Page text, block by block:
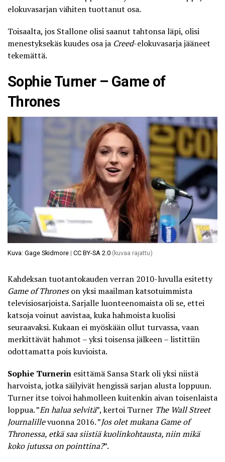
elokuvasarjan vähiten tuottanut osa.
Toisaalta, jos Stallone olisi saanut tahtonsa läpi, olisi
menestyksekäs kuudes osa ja Creed-elokuvasarja jääneet
tekemättä.
Sophie Turner – Game of
Thrones
Kuva: Gage Skidmore | CC BY-SA 2.0 (kuvaa rajattu)
Kahdeksan tuotantokauden verran 2010-luvulla esitetty
Game of Throneson yksi maailman katsotuimmista
televisiosarjoista. Sarjalle luonteenomaista oli se, ettei
katsoja voinut aavistaa, kuka hahmoista kuolisi
seuraavaksi. Kukaan ei myöskään ollut turvassa, vaan
merkittävät hahmot – yksi toisensa jälkeen – listittiin
odottamatta pois kuvioista.
Sophie Turnerin esittämä Sansa Stark oli yksi niistä
harvoista, jotka säilyivät hengissä sarjan alusta loppuun.
Turner itse toivoi hahmolleen kuitenkin aivan toisenlaista
loppua. ”En halua selvitä”, kertoi Turner The Wall Street
Journalillevuonna 2016. ”Jos olet mukana Game of
Thronessa, etkä saa siistiä kuolinkohtausta, niin mikä
koko jutussa on pointtina?”.